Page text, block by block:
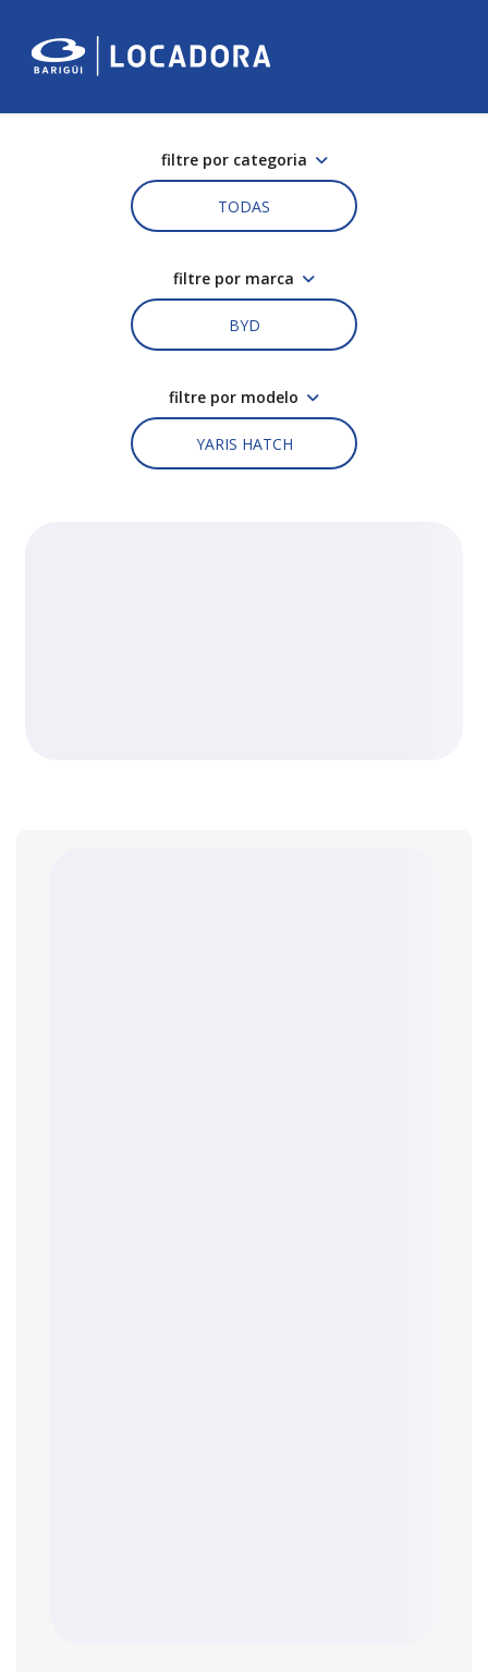
filtre por categoria
TODAS
filtre por marca
BYD
filtre por modelo
YARIS HATCH